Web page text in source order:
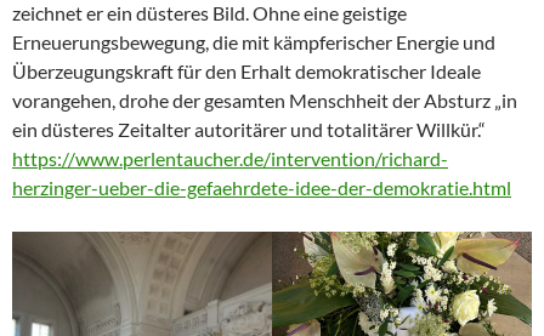
zeichnet er ein düsteres Bild. Ohne eine geistige
Erneuerungsbewegung, die mit kämpferischer Energie und
Überzeugungskraft für den Erhalt demokratischer Ideale
vorangehen, drohe der gesamten Menschheit der Absturz „in
ein düsteres Zeitalter autoritärer und totalitärer Willkür.“
https://www.perlentaucher.de/intervention/richard-
herzinger-ueber-die-gefaehrdete-idee-der-demokratie.html